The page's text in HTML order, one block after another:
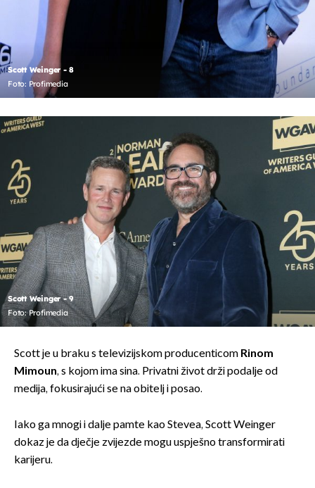
Scott Weinger - 8
Foto: Profimedia
Scott Weinger - 9
Foto: Profimedia
Scott je u braku s televizijskom producenticom Rinom
Mimoun, s kojom ima sina. Privatni život drži podalje od
medija, fokusirajući se na obitelj i posao.
Iako ga mnogi i dalje pamte kao Stevea, Scott Weinger
dokaz je da dječje zvijezde mogu uspješno transformirati
karijeru.